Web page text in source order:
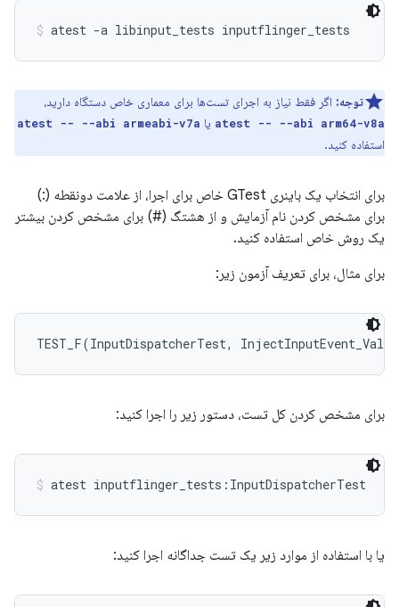
atest -a libinput_tests inputflinger_tests
توجه: اگر فقط نیاز به اجرای تست‌ها برای معماری خاص دستگاه دارید،
atest -- --abi arm64-v8a یا atest -- --abi armeabi-v7a
استفاده کنید.
برای انتخاب یک باینری GTest خاص برای اجرا، از علامت دونقطه (:)
برای مشخص کردن نام آزمایش و از هشتگ (#) برای مشخص کردن بیشتر
یک روش خاص استفاده کنید.
برای مثال، برای تعریف آزمون زیر:
TEST_F(InputDispatcherTest,
برای مشخص کردن کل تست، دستور زیر را اجرا کنید:
atest inputflinger_tests:InputDispatcherTest
یا با استفاده از موارد زیر یک تست جداگانه اجرا کنید: